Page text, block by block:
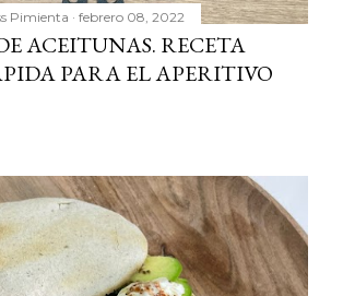
Pimienta febrero 08, 2022
ACEITUNAS. RECETA
PARA EL APERITIVO